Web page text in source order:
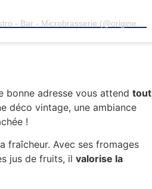
bonne adresse vous attend tout
déco vintage, une ambiance
!
fraîcheur. Avec ses fromages
jus de fruits, il valorise la